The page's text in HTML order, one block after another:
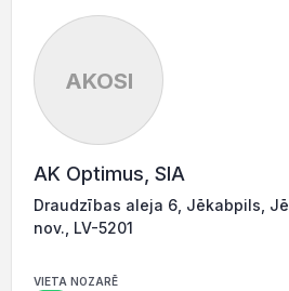
AKOSI
AK Optimus, SIA
Draudzības aleja 6, Jēkabpils,
nov., LV-5201
VIETA NOZARĒ